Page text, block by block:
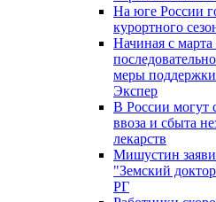
На юге России
курортного
Начиная с
меры
Экспер
В России могут
ввоза и сбыта
лекарств
Мишустин
"Земский
РГ